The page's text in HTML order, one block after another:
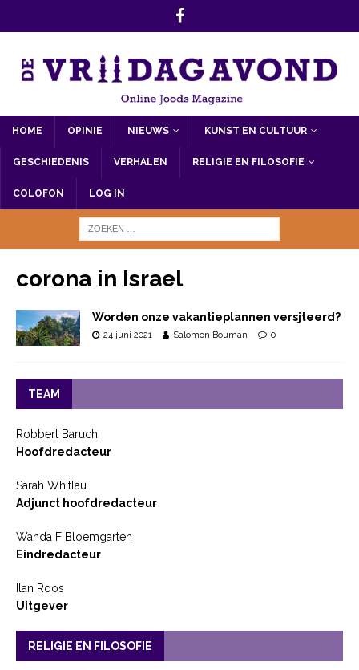
HOME OPINIE NIEUWS KUNST EN CULTUUR
GESCHIEDENIS VERHALEN RELIGIE EN FILOSOFIE
COLOFON LOG IN
corona in Israel
Worden onze vakantieplannen versjteerd?
24 juni 2021 Salomon Bouman 0
TEAM
Robbert Baruch
Hoofdredacteur
Sarah Whitlau
Adjunct hoofdredacteur
Wanda F Bloemgarten
Eindredacteur
Ilan Roos
Uitgever
RELIGIE EN FILOSOFIE